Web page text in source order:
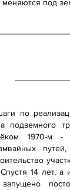
меняются под
по
подземного
1970-м -
14 лет, а